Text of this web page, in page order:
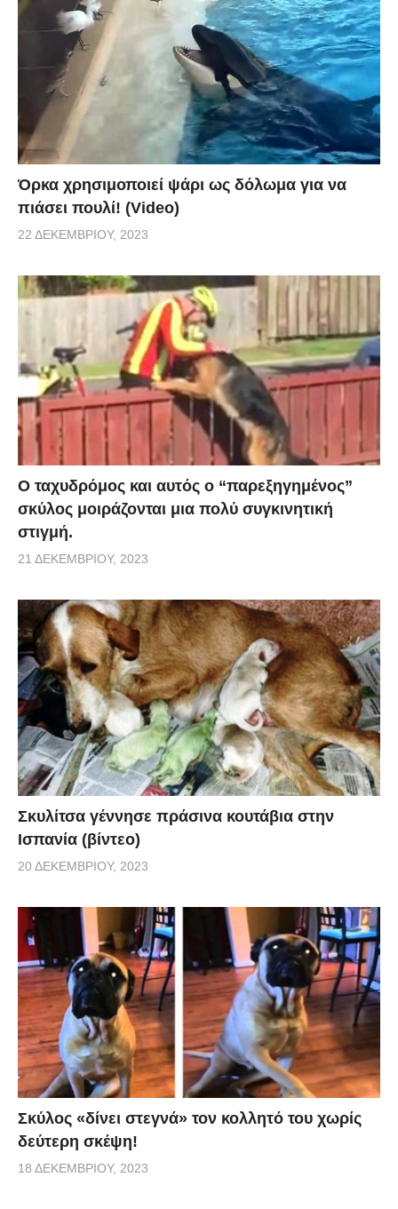
Όρκα χρησιμοποιεί ψάρι ως δόλωμα για να
πιάσει πουλί! (Video)
22 ΔΕΚΕΜΒΡΊΟΥ, 2023
Ο ταχυδρόμος και αυτός ο “παρεξηγημένος”
σκύλος μοιράζονται μια πολύ συγκινητική
στιγμή.
21 ΔΕΚΕΜΒΡΊΟΥ, 2023
Σκυλίτσα γέννησε πράσινα κουτάβια στην
Ισπανία (βίντεο)
20 ΔΕΚΕΜΒΡΊΟΥ, 2023
Σκύλος «δίνει στεγνά» τον κολλητό του χωρίς
δεύτερη σκέψη!
18 ΔΕΚΕΜΒΡΊΟΥ, 2023